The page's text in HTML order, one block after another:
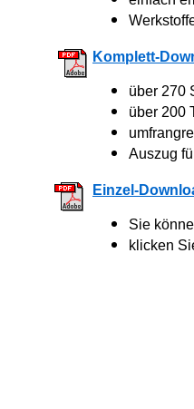
Komplett-
über 270
über 200
Auszug
Einzel-
Sie
klicken